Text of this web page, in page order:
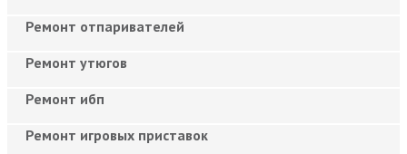
Ремонт отпаривателей
Ремонт утюгов
Ремонт ибп
Ремонт игровых приставок